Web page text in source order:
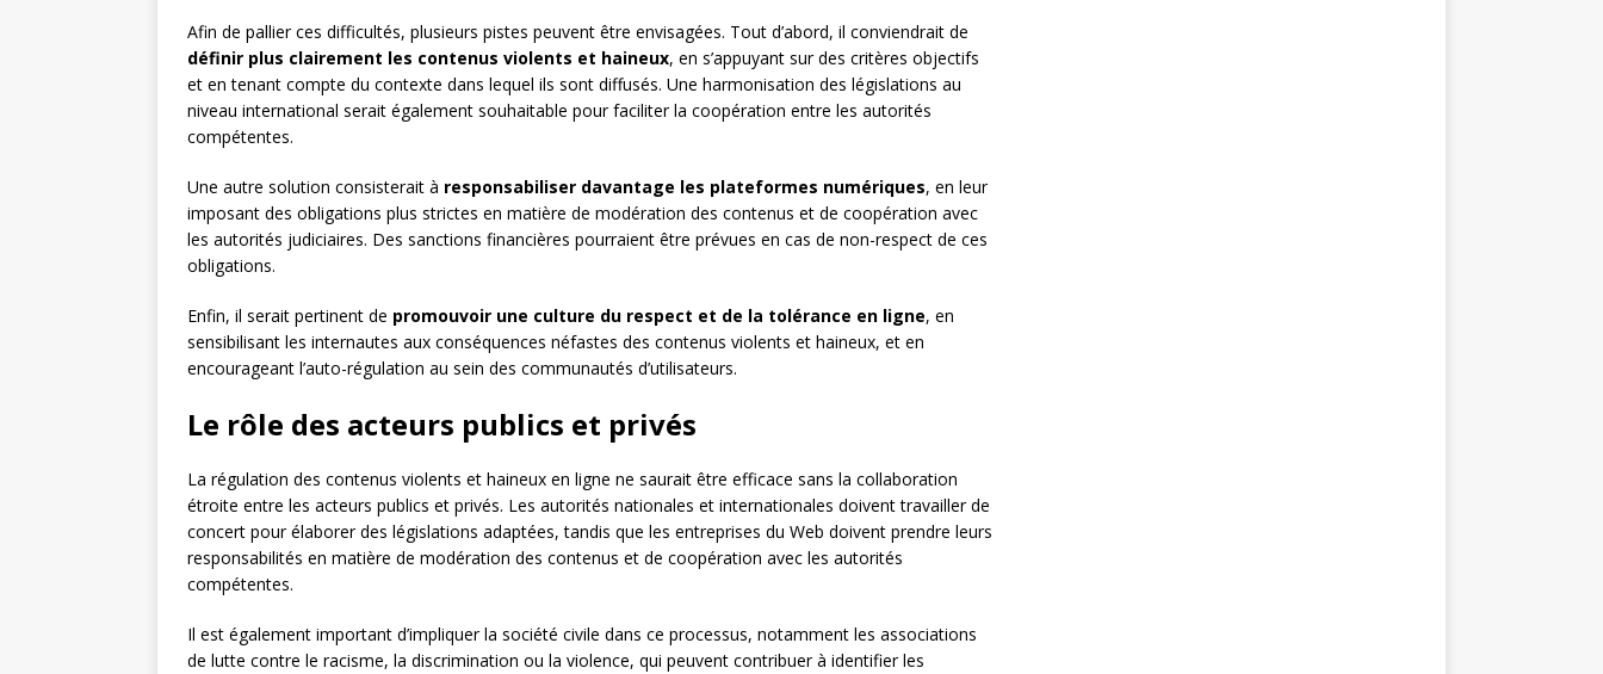
Afin de pallier ces difficultés, plusieurs pistes peuvent être envisagées. Tout d’abord, il conviendrait de
définir plus clairement les contenus violents et haineux, en s’appuyant sur des critères objectifs
et en tenant compte du contexte dans lequel ils sont diffusés. Une harmonisation des législations au
niveau international serait également souhaitable pour faciliter la coopération entre les autorités
compétentes.
Une autre solution consisterait à responsabiliser davantage les plateformes numériques, en leur
imposant des obligations plus strictes en matière de modération des contenus et de coopération avec
les autorités judiciaires. Des sanctions financières pourraient être prévues en cas de non-respect de ces
obligations.
Enfin, il serait pertinent de promouvoir une culture du respect et de la tolérance en ligne, en
sensibilisant les internautes aux conséquences néfastes des contenus violents et haineux, et en
encourageant l’auto-régulation au sein des communautés d’utilisateurs.
Le rôle des acteurs publics et privés
La régulation des contenus violents et haineux en ligne ne saurait être efficace sans la collaboration
étroite entre les acteurs publics et privés. Les autorités nationales et internationales doivent travailler de
concert pour élaborer des législations adaptées, tandis que les entreprises du Web doivent prendre leurs
responsabilités en matière de modération des contenus et de coopération avec les autorités
compétentes.
Il est également important d’impliquer la société civile dans ce processus, notamment les associations
de lutte contre le racisme, la discrimination ou la violence, qui peuvent contribuer à identifier les